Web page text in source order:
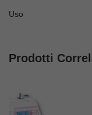
Uso
Prodotti